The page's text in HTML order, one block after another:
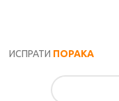
ИСПРАТИ ПОРАКА